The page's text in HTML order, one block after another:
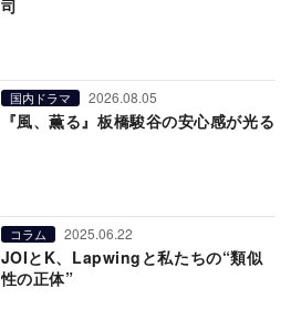
司
国内ドラマ 2026.08.05
『風、薫る』板橋駿谷の安心感が光る
コラム 2025.06.22
JOIとK、Lapwingと私たちの“類似
性の正体”